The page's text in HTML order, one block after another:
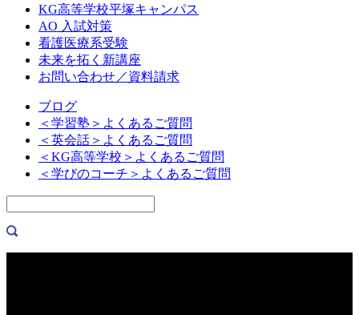
KG高等学校平塚キャンパス
AO 入試対策
看護医療系受験
未来を拓く新講座
お問い合わせ／資料請求
ブログ
＜学習塾＞よくあるご質問
＜英会話＞よくあるご質問
＜KG高等学校＞よくあるご質問
＜学びのコーチ＞よくあるご質問